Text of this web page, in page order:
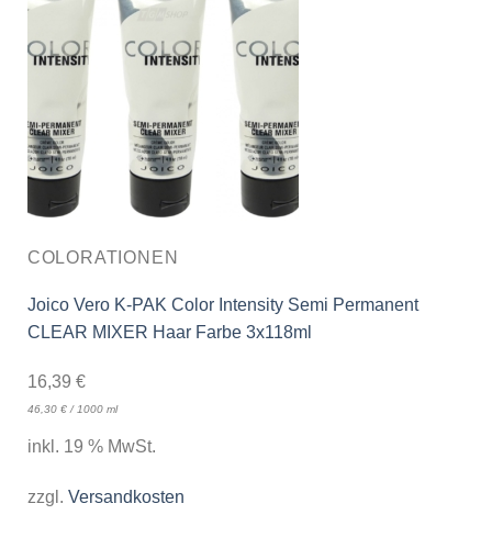
COLORATIONEN
Joico Vero K-PAK Color Intensity Semi Permanent
CLEAR MIXER Haar Farbe 3x118ml
16,39 €
46,30 €/1000 ml
inkl. 19 % MwSt.
zzgl. Versandkosten